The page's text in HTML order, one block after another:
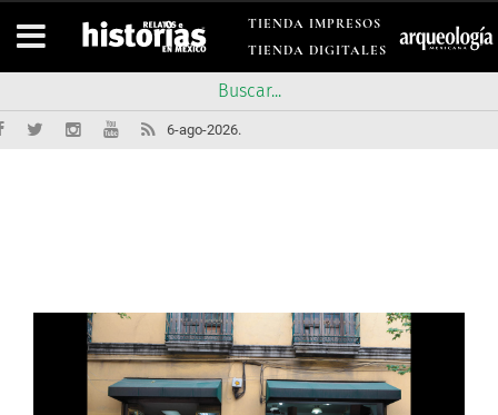
TIENDA IMPRESOS
TIENDA DIGITALES
6-ago-2026.